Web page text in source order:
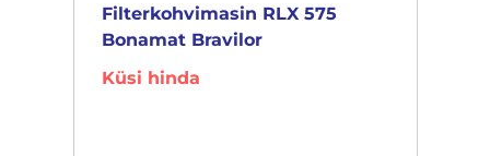
Filterkohvimasin RLX 575
Bonamat Bravilor
Küsi hinda